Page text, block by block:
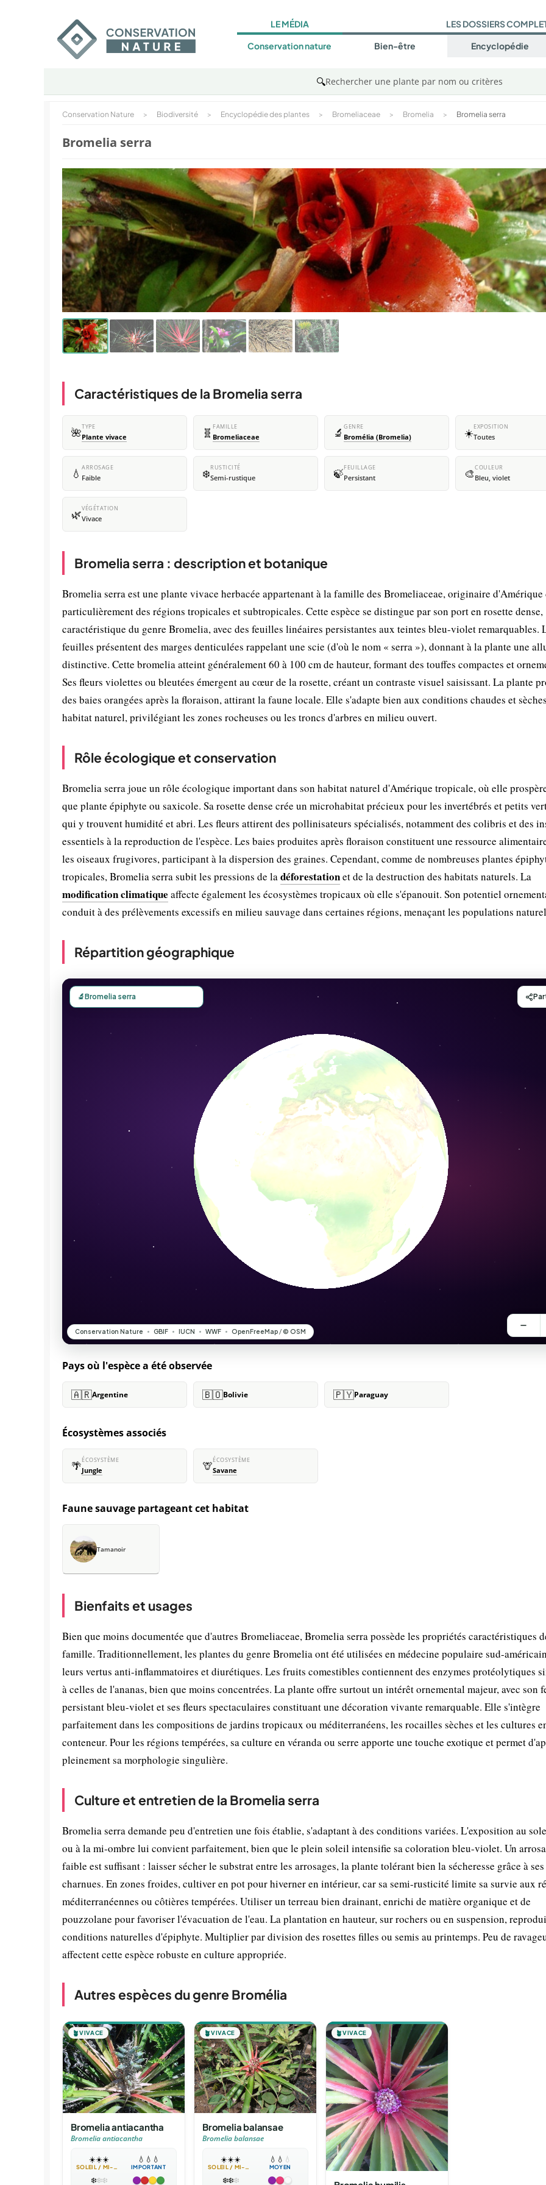
LE MÉDIA
Conservation nature
LES DOSSIERS
Bien-être Encyclopédie
🔍Rechercher une plante par nom ou critères
Conservation Nature > Biodiversité > Encyclopédie des plantes > Bromeliaceae > Bromelia > Bromelia serra
Bromelia serra
Caractéristiques de la Bromelia serra
🌺TYPE
Plante vivace 🧬 FAMILLE
Bromeliaceae 🔬 GENRE
Bromélia (Bromelia) ☀️EXPOSITION
Toutes
💧 ARROSAGE
Faible ❄️RUSTICITÉ
Semi-rustique 🍃FEUILLAGE
Persistant 🎨COULEUR
Bleu, violet
🌿VÉGÉTATION
Vivace
Bromelia serra : description et botanique
Bromelia serra est une plante vivace herbacée appartenant à la famille des Bromeliaceae, originaire d'Amérique
particulièrement des régions tropicales et subtropicales. Cette espèce se distingue par son port en rosette dense,
caractéristique du genre Bromelia, avec des feuilles linéaires persistantes aux teintes bleu-violet remarquables.
feuilles présentent des marges denticulées rappelant une scie (d'où le nom « serra »), donnant à la plante une
distinctive. Cette bromelia atteint généralement 60 à 100 cm de hauteur, formant des touffes compactes et
Ses fleurs violettes ou bleutées émergent au cœur de la rosette, créant un contraste visuel saisissant. La plante
des baies orangées après la floraison, attirant la faune locale. Elle s'adapte bien aux conditions chaudes et
habitat naturel, privilégiant les zones rocheuses ou les troncs d'arbres en milieu ouvert.
Rôle écologique et conservation
Bromelia serra joue un rôle écologique important dans son habitat naturel d'Amérique tropicale, où elle
que plante épiphyte ou saxicole. Sa rosette dense crée un microhabitat précieux pour les invertébrés et petits
qui y trouvent humidité et abri. Les fleurs attirent des pollinisateurs spécialisés, notamment des colibris et des
essentiels à la reproduction de l'espèce. Les baies produites après floraison constituent une ressource
les oiseaux frugivores, participant à la dispersion des graines. Cependant, comme de nombreuses plantes
tropicales, Bromelia serra subit les pressions de ladéforestationet de la destruction des habitats naturels. La
modification climatique affecte également les écosystèmes tropicaux où elle s'épanouit. Son potentiel
conduit à des prélèvements excessifs en milieu sauvage dans certaines régions, menaçant les populations
Répartition géographique
Pays où l'espèce a été observée
🇦🇷Argentine 🇧🇴Bolivie 🇵🇾Paraguay
Écosystèmes associés
🌴ÉCOSYSTÈME
Jungle 🦒ÉCOSYSTÈME
Savane
Faune sauvage partageant cet habitat
Tamanoir
Bienfaits et usages
Bien que moins documentée que d'autres Bromeliaceae, Bromelia serra possède les propriétés caractéristiques
famille. Traditionnellement, les plantes du genre Bromelia ont été utilisées en médecine populaire sud-
leurs vertus anti-inflammatoires et diurétiques. Les fruits comestibles contiennent des enzymes protéolytiques
à celles de l'ananas, bien que moins concentrées. La plante offre surtout un intérêt ornemental majeur, avec son
persistant bleu-violet et ses fleurs spectaculaires constituant une décoration vivante remarquable. Elle s'intègre
parfaitement dans les compositions de jardins tropicaux ou méditerranéens, les rocailles sèches et les cultures
conteneur. Pour les régions tempérées, sa culture en véranda ou serre apporte une touche exotique et permet
pleinement sa morphologie singulière.
Culture et entretien de la Bromelia serra
Bromelia serra demande peu d'entretien une fois établie, s'adaptant à des conditions variées. L'exposition au
ou à la mi-ombre lui convient parfaitement, bien que le plein soleil intensifie sa coloration bleu-violet. Un
faible est suffisant : laisser sécher le substrat entre les arrosages, la plante tolérant bien la sécheresse grâce à
charnues. En zones froides, cultiver en pot pour hiverner en intérieur, car sa semi-rusticité limite sa survie aux
méditerranéennes ou côtières tempérées. Utiliser un terreau bien drainant, enrichi de matière organique et de
pouzzolane pour favoriser l'évacuation de l'eau. La plantation en hauteur, sur rochers ou en suspension,
conditions naturelles d'épiphyte. Multiplier par division des rosettes filles ou semis au printemps. Peu de
affectent cette espèce robuste en culture appropriée.
Autres espèces du genre Bromélia
🪴VIVACE
Bromelia antiacantha
Bromelia antiacantha
☀️☀️☀️
SOLEIL / MI-OMBRE
💧 💧 💧
IMPORTANT
❄️❄️❄️
🪴VIVACE
Bromelia balansae
Bromelia balansae
☀️☀️☀️
SOLEIL / MI-OMBRE
💧 💧 💧
MOYEN
❄️❄️❄️
🪴VIVACE